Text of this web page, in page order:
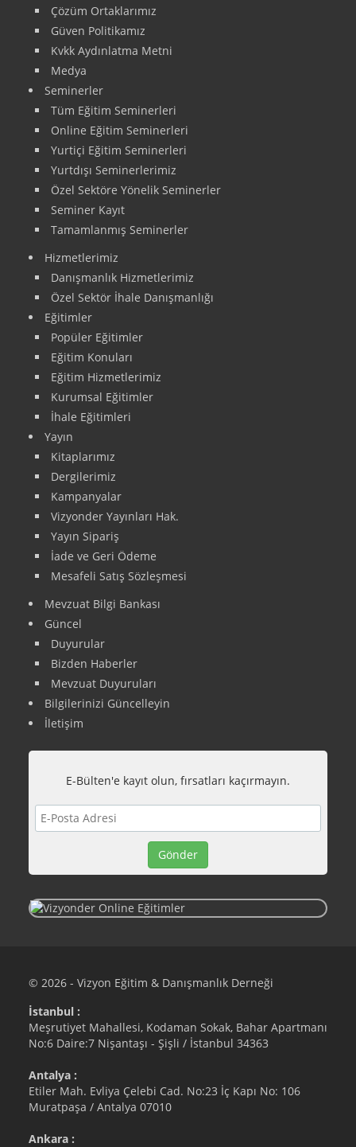
Çözüm Ortaklarımız
Güven Politikamız
Kvkk Aydınlatma Metni
Medya
Seminerler
Tüm Eğitim Seminerleri
Online Eğitim Seminerleri
Yurtiçi Eğitim Seminerleri
Yurtdışı Seminerlerimiz
Özel Sektöre Yönelik Seminerler
Seminer Kayıt
Tamamlanmış Seminerler
Hizmetlerimiz
Danışmanlık Hizmetlerimiz
Özel Sektör İhale Danışmanlığı
Eğitimler
Popüler Eğitimler
Eğitim Konuları
Eğitim Hizmetlerimiz
Kurumsal Eğitimler
İhale Eğitimleri
Yayın
Kitaplarımız
Dergilerimiz
Kampanyalar
Vizyonder Yayınları Hak.
Yayın Sipariş
İade ve Geri Ödeme
Mesafeli Satış Sözleşmesi
Mevzuat Bilgi Bankası
Güncel
Duyurular
Bizden Haberler
Mevzuat Duyuruları
Bilgilerinizi Güncelleyin
İletişim
E-Bülten'e kayıt olun, fırsatları kaçırmayın.
© 2026 - Vizyon Eğitim & Danışmanlık Derneği
İstanbul :
Meşrutiyet Mahallesi, Kodaman Sokak, Bahar Apartmanı
No:6 Daire:7 Nişantaşı - Şişli / İstanbul 34363
Antalya :
Etiler Mah. Evliya Çelebi Cad. No:23 İç Kapı No: 106
Muratpaşa / Antalya 07010
Ankara :